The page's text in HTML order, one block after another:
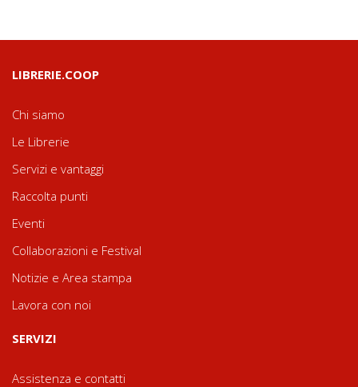
LIBRERIE.COOP
Chi siamo
Le Librerie
Servizi e vantaggi
Raccolta punti
Eventi
Collaborazioni e Festival
Notizie e Area stampa
Lavora con noi
SERVIZI
Assistenza e contatti